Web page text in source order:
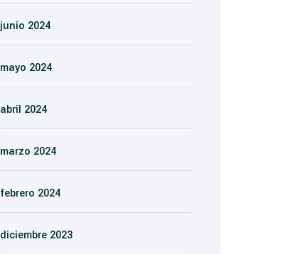
junio 2024
mayo 2024
abril 2024
marzo 2024
febrero 2024
diciembre 2023